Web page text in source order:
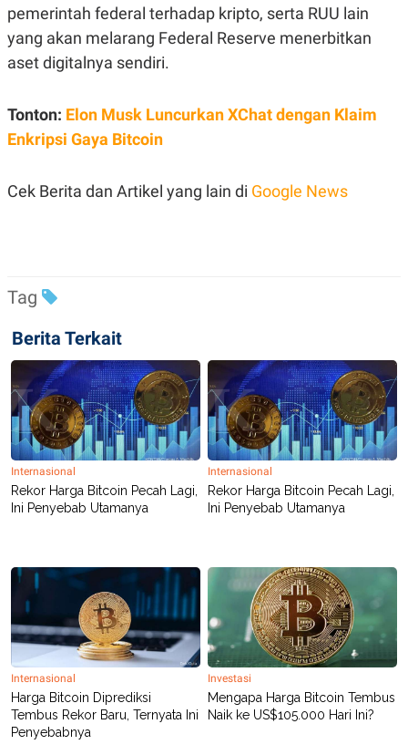
A
D
E
M
E
A
S
E
A
G
A
A
K
I
R
J
N
E
P
P
E
R
A
D
E
R
T
I
S
I
N
G
K
D
I
A
I
D
SITEMAPPROFILETERM
pemerintah federal terhadap kripto, serta RUU lain
yang akan melarang Federal Reserve menerbitkan
aset digitalnya sendiri.
Tonton: Elon Musk Luncurkan XChat dengan Klaim
Enkripsi Gaya Bitcoin
Cek Berita dan Artikel yang lain di Google News
Tag
Berita Terkait
Internasional
Rekor Harga Bitcoin Pecah Lagi,
Ini Penyebab Utamanya
Internasional
Rekor Harga Bitcoin Pecah Lagi,
Ini Penyebab Utamanya
Internasional
Harga Bitcoin Diprediksi
Tembus Rekor Baru, Ternyata Ini
Penyebabnya
Investasi
Mengapa Harga Bitcoin Tembus
Naik ke US$105.000 Hari Ini?